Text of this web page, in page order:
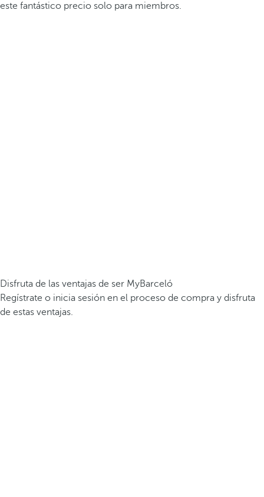
este fantástico precio solo para miembros.
Disfruta de las ventajas de ser MyBarceló
Regístrate o inicia sesión en el proceso de compra y disfruta
de estas ventajas.